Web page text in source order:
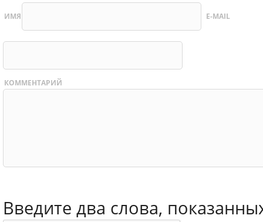
ИМЯ E-MAIL
КОММЕНТАРИЙ
Введите два слова,